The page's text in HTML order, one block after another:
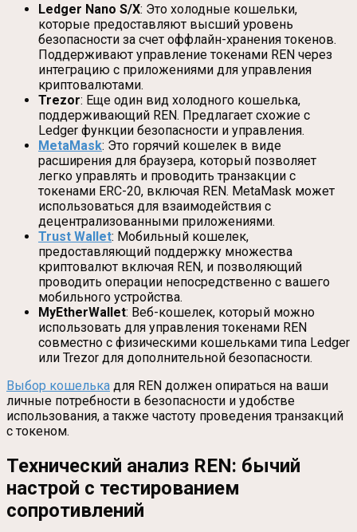
Ledger Nano S/X: Это холодные кошельки,
которые предоставляют высший уровень
безопасности за счет оффлайн-хранения токенов.
Поддерживают управление токенами REN через
интеграцию с приложениями для управления
криптовалютами.
Trezor: Еще один вид холодного кошелька,
поддерживающий REN. Предлагает схожие с
Ledger функции безопасности и управления.
MetaMask: Это горячий кошелек в виде
расширения для браузера, который позволяет
легко управлять и проводить транзакции с
токенами ERC-20, включая REN. MetaMask может
использоваться для взаимодействия с
децентрализованными приложениями.
Trust Wallet: Мобильный кошелек,
предоставляющий поддержку множества
криптовалют включая REN, и позволяющий
проводить операции непосредственно с вашего
мобильного устройства.
MyEtherWallet: Веб-кошелек, который можно
использовать для управления токенами REN
совместно с физическими кошельками типа Ledger
или Trezor для дополнительной безопасности.
Выбор кошелька для REN должен опираться на ваши
личные потребности в безопасности и удобстве
использования, а также частоту проведения транзакций
с токеном.
Технический анализ REN: бычий
настрой с тестированием
сопротивлений